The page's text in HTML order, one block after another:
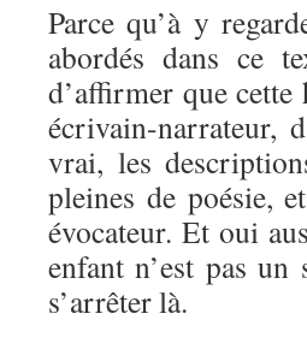
Parce qu’à y
abordés dans ce
d’affirmer que
écrivain-narrateur,
vrai, les
pleines de poésie,
évocateur. Et oui
enfant n’est pas
s’arrêter là.